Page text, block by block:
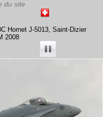
Hornet J-5013, Saint-Dizier
2008